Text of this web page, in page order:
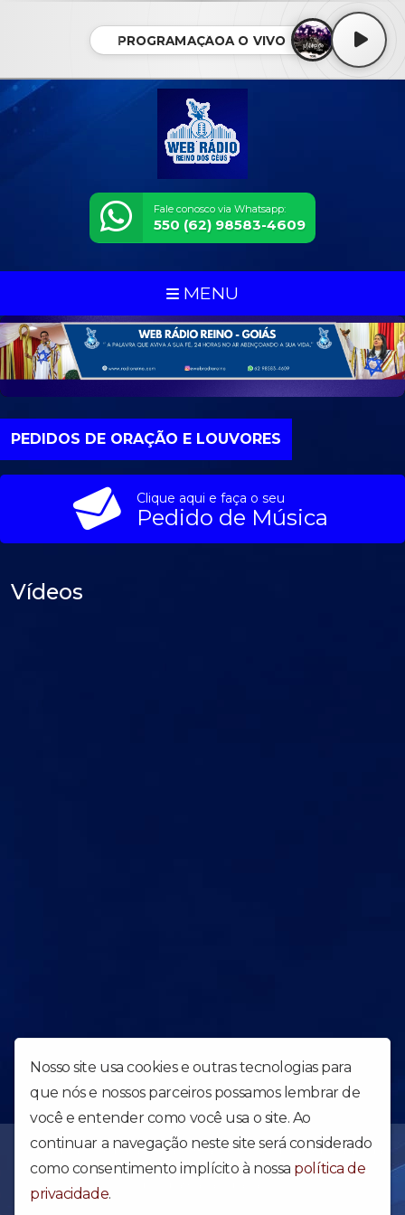
PROGRAMAÇÃOA O VIVO
Fale conosco via Whatsapp:
550 (62) 98583-4609
MENU
PEDIDOS DE ORAÇÃO E LOUVORES
Clique aqui e faça o seu
Pedido de Música
Vídeos
Nosso site usa cookies e outras tecnologias para
que nós e nossos parceiros possamos lembrar de
você e entender como você usa o site. Ao
continuar a navegação neste site será considerado
como consentimento implícito à nossa política de
privacidade.
Uma obra forte para abalar o Brasil e o Mundo - Web Rádio da
Igreja Apostólica Reino dos Céus. Acesse e confira nossa